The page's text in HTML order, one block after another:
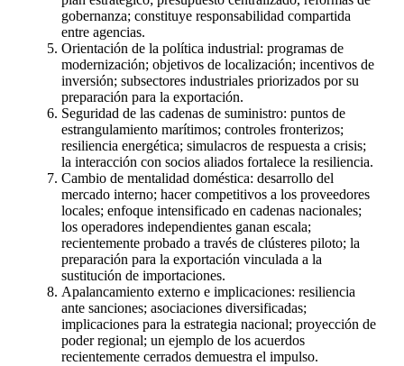
gobernanza; constituye responsabilidad compartida
entre agencias.
Orientación de la política industrial: programas de
modernización; objetivos de localización; incentivos de
inversión; subsectores industriales priorizados por su
preparación para la exportación.
Seguridad de las cadenas de suministro: puntos de
estrangulamiento marítimos; controles fronterizos;
resiliencia energética; simulacros de respuesta a crisis;
la interacción con socios aliados fortalece la resiliencia.
Cambio de mentalidad doméstica: desarrollo del
mercado interno; hacer competitivos a los proveedores
locales; enfoque intensificado en cadenas nacionales;
los operadores independientes ganan escala;
recientemente probado a través de clústeres piloto; la
preparación para la exportación vinculada a la
sustitución de importaciones.
Apalancamiento externo e implicaciones: resiliencia
ante sanciones; asociaciones diversificadas;
implicaciones para la estrategia nacional; proyección de
poder regional; un ejemplo de los acuerdos
recientemente cerrados demuestra el impulso.